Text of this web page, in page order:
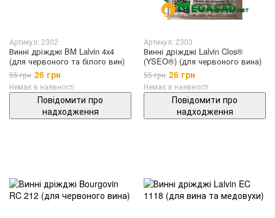
Артикул: 2302
Винні дріжджі BM Lalvin 4x4
(для червоного та білого вин)
55 грн 26 грн
Немає в наявності
Повідомити про
надходження
Артикул: 2303
Винні дріжджі Lalvin Clos®
(YSEO®) (для червоного вина)
55 грн 26 грн
Немає в наявності
Повідомити про
надходження